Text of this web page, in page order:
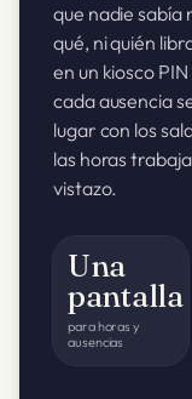
que nadie
qué, ni quién
en un kiosco
cada ausencia
lugar con los
las horas
vistazo.
Una
pantalla
para horas y
ausencias